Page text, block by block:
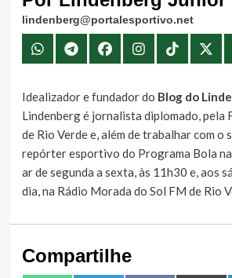
lindenberg@portalesportivo.net
Idealizador e fundador do Blog do
Lindenberg é jornalista diplomado, pela
de Rio Verde e, além de trabalhar com o
repórter esportivo do Programa Bola na
ar de segunda a sexta, às 11h30 e, aos
dia, na Rádio Morada do Sol FM de Rio
Compartilhe